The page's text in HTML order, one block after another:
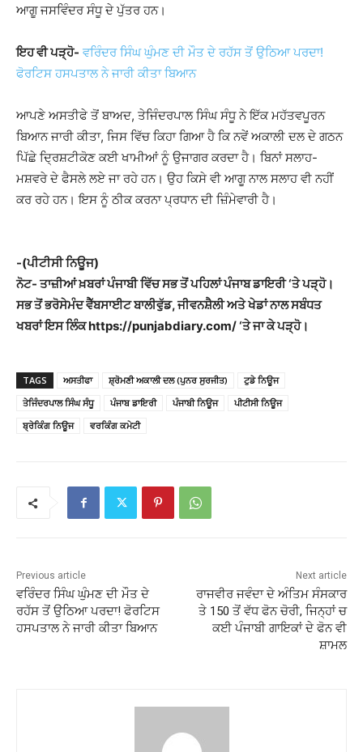
ਆਗੂ ਜਸਵਿੰਦਰ ਸੰਧੂ ਦੇ ਪੁੱਤਰ ਹਨ।
ਇਹ ਵੀ ਪੜ੍ਹੋ- ਵਰਿੰਦਰ ਸਿੰਘ ਘੁੰਮਣ ਦੀ ਮੌਤ ਦੇ ਰਹੱਸ ਤੋਂ ਉਠਿਆ ਪਰਦਾ!
ਫੋਰਟਿਸ ਹਸਪਤਾਲ ਨੇ ਜਾਰੀ ਕੀਤਾ ਬਿਆਨ
ਆਪਣੇ ਅਸਤੀਫੇ ਤੋਂ ਬਾਅਦ, ਤੇਜਿੰਦਰਪਾਲ ਸਿੰਘ ਸੰਧੂ ਨੇ ਇੱਕ ਮਹੱਤਵਪੂਰਨ
ਬਿਆਨ ਜਾਰੀ ਕੀਤਾ, ਜਿਸ ਵਿੱਚ ਕਿਹਾ ਗਿਆ ਹੈ ਕਿ ਨਵੇਂ ਅਕਾਲੀ ਦਲ ਦੇ ਗਠਨ
ਪਿੱਛੇ ਦ੍ਰਿਸ਼ਟੀਕੋਣ ਕਈ ਖਾਮੀਆਂ ਨੂੰ ਉਜਾਗਰ ਕਰਦਾ ਹੈ। ਬਿਨਾਂ ਸਲਾਹ-
ਮਸ਼ਵਰੇ ਦੇ ਫੈਸਲੇ ਲਏ ਜਾ ਰਹੇ ਹਨ। ਉਹ ਕਿਸੇ ਵੀ ਆਗੂ ਨਾਲ ਸਲਾਹ ਵੀ ਨਹੀਂ
ਕਰ ਰਹੇ ਹਨ। ਇਸ ਨੂੰ ਠੀਕ ਕਰਨਾ ਪ੍ਰਧਾਨ ਦੀ ਜ਼ਿੰਮੇਵਾਰੀ ਹੈ।
-(ਪੀਟੀਸੀ ਨਿਊਜ)
ਨੋਟ- ਤਾਜ਼ੀਆਂ ਖ਼ਬਰਾਂ ਪੰਜਾਬੀ ਵਿੱਚ ਸਭ ਤੋਂ ਪਹਿਲਾਂ ਪੰਜਾਬ ਡਾਇਰੀ ‘ਤੇ ਪੜ੍ਹੋ।
ਸਭ ਤੋਂ ਭਰੋਸੇਮੰਦ ਵੈੱਬਸਾਈਟ ਬਾਲੀਵੁੱਡ, ਜੀਵਨਸ਼ੈਲੀ ਅਤੇ ਖੇਡਾਂ ਨਾਲ ਸਬੰਧਤ
ਖਬਰਾਂ ਇਸ ਲਿੰਕ https://punjabdiary.com/ ‘ਤੇ ਜਾ ਕੇ ਪੜ੍ਹੋ।
TAGS ਅਸਤੀਫਾ ਸ਼੍ਰੋਮਣੀ ਅਕਾਲੀ ਦਲ (ਪੁਨਰ ਸੁਰਜੀਤ)
ਟੁਡੇ ਨਿਊਜ
ਤੇਜਿੰਦਰਪਾਲ ਸਿੰਘ ਸੰਧੂ
ਪੰਜਾਬ ਡਾਇਰੀ ਪੰਜਾਬੀ ਨਿਊਜ
ਪੀਟੀਸੀ ਨਿਊਜ
ਬ੍ਰੇਕਿੰਗ ਨਿਊਜ
ਵਰਕਿੰਗ ਕਮੇਟੀ
Previous article
ਵਰਿੰਦਰ ਸਿੰਘ ਘੁੰਮਣ ਦੀ ਮੌਤ ਦੇ
ਰਹੱਸ ਤੋਂ ਉਠਿਆ ਪਰਦਾ! ਫੋਰਟਿਸ
ਹਸਪਤਾਲ ਨੇ ਜਾਰੀ ਕੀਤਾ ਬਿਆਨ
Next article
ਰਾਜਵੀਰ ਜਵੰਦਾ ਦੇ ਅੰਤਿਮ ਸੰਸਕਾਰ
ਤੇ 150 ਤੋਂ ਵੱਧ ਫੋਨ ਚੋਰੀ, ਜਿਨ੍ਹਾਂ ਚ
ਕਈ ਪੰਜਾਬੀ ਗਾਇਕਾਂ ਦੇ ਫੋਨ ਵੀ
ਸ਼ਾਮਲ